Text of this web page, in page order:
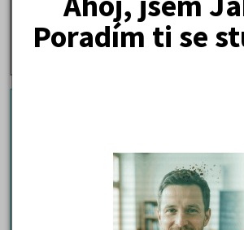
Poradím ti se
technické
Stáhněte si
návodem"Co
přijímačky"